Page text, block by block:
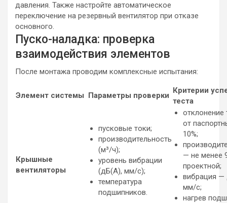
давления. Также настройте автоматическое
переключение на резервный вентилятор при отказе
основного.
Пуско-наладка: проверка
взаимодействия элементов
После монтажа проводим комплексные испытания:
Элемент системы Параметры проверки
Критерии
теста
Крышные
вентиляторы
пусковые токи;
производительность
(м³/ч);
уровень вибрации
(дБ(А), мм/с);
температура
подшипников.
отклонение
от
10%;
— не менее
проектной;
вибрация —
мм/с;
нагрев